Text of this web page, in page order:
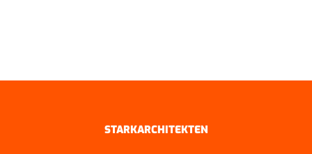
STARKARCHITEKTEN